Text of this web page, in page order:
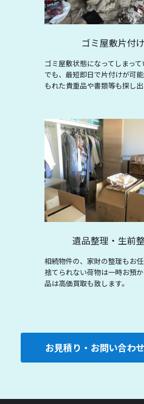
ゴミ屋敷片付け
ゴミ屋敷状態になってしまっ
でも、最短即日で片付けが可
もれた貴重品や書類等も探し出
遺品整理・生前
相続物件の、家財の整理もお任
捨てられない荷物は一時お預
品は高価買取も致します。
お見積り・お問い合わ